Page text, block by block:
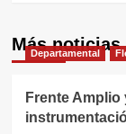
Más noticias
Departamental
Frente